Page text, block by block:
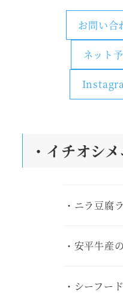
お問い合
ネット
・ イチオシ
・ニラ豆腐
・安平牛産
・シーフー